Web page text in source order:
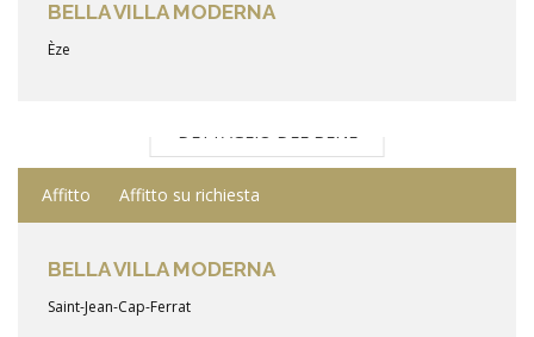
BELLA VILLA MODERNA
Èze
DETTAGLIO DEL BENE
Affitto Affitto su richiesta
BELLA VILLA MODERNA
Saint-Jean-Cap-Ferrat